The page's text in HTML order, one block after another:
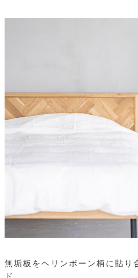
無垢板をヘリンボーン柄に貼り
ド。